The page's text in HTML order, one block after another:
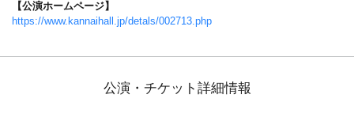
【公演ホームページ】
https://www.kannaihall.jp/detals/002713.php
公演・チケット詳細情報